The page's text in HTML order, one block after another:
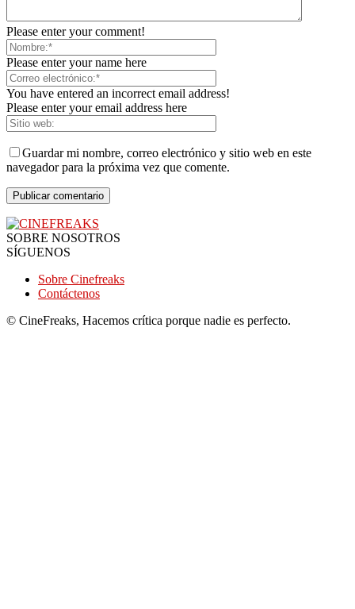
Please enter your comment!
Please enter your name here
You have entered an incorrect email address!
Please enter your email address here
Guardar mi nombre, correo electrónico y sitio web en este
navegador para la próxima vez que comente.
SOBRE NOSOTROS
SÍGUENOS
Sobre Cinefreaks
Contáctenos
© CineFreaks, Hacemos crítica porque nadie es perfecto.